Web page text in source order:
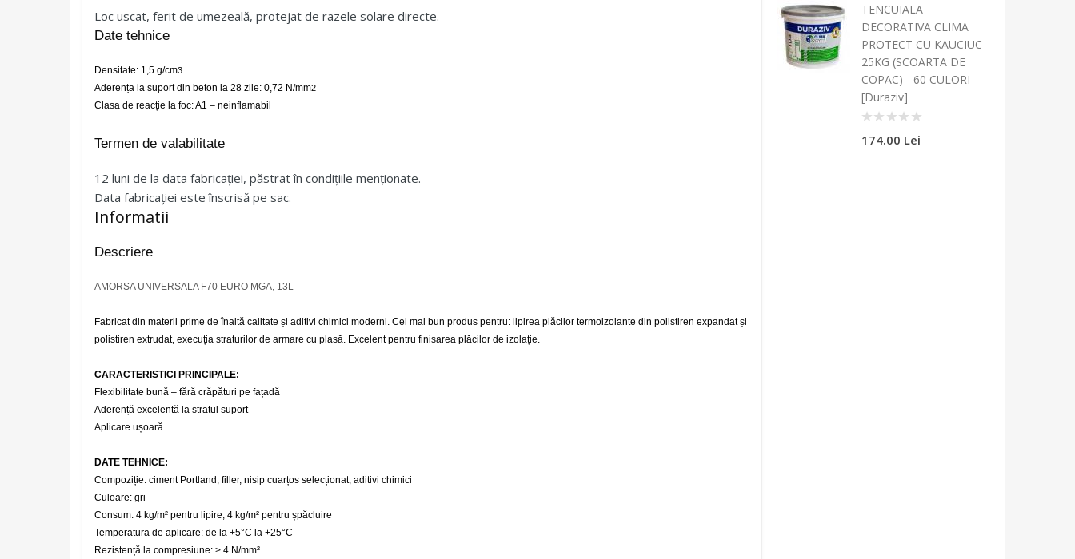
Loc uscat, ferit de umezeală, protejat de razele solare directe.
Date tehnice
Densitate: 1,5 g/cm3
Aderența la suport din beton la 28 zile: 0,72 N/mm2
Clasa de reacție la foc: A1 – neinflamabil
Termen de valabilitate
12 luni de la data fabricației, păstrat în condițiile menționate.
Data fabricației este înscrisă pe sac.
Informatii
Descriere
AMORSA UNIVERSALA F70 EURO MGA, 13L
Fabricat din materii prime de înaltă calitate și aditivi chimici moderni. Cel mai bun produs pentru: lipirea plăcilor termoizolante din polistiren expandat și
polistiren extrudat, execuția straturilor de armare cu plasă. Excelent pentru finisarea plăcilor de izolație.
CARACTERISTICI PRINCIPALE:
Flexibilitate bună – fără crăpături pe fațadă
Aderență excelentă la stratul suport
Aplicare ușoară
DATE TEHNICE:
Compoziție: ciment Portland, filler, nisip cuarțos selecționat, aditivi chimici
Culoare: gri
Consum: 4 kg/m² pentru lipire, 4 kg/m² pentru șpăcluire
Temperatura de aplicare: de la +5°C la +25°C
Rezistență la compresiune: > 4 N/mm²
TENCUIALA
DECORATIVA CLIMA
PROTECT CU KAUCIUC
25KG (SCOARTA DE
COPAC) - 60 CULORI
[Duraziv]
174.00 Lei